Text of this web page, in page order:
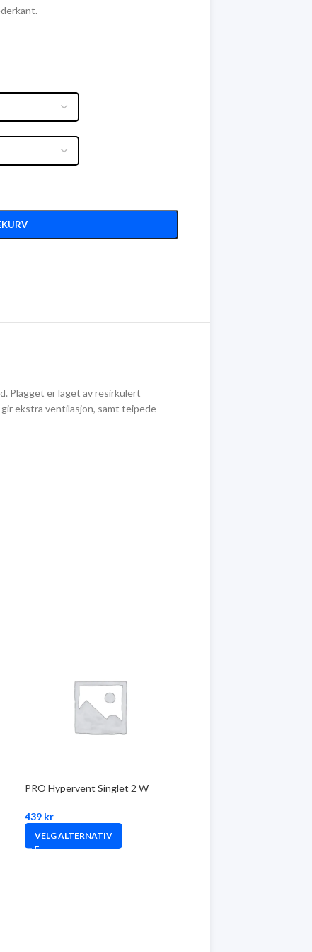
Plagget er laget av resirkulert
ekstra ventilasjon, samt teipede
PRO Hypervent Singlet 2 W
439 kr
VELG ALTERNATIV